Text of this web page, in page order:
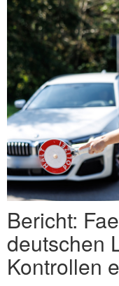
Bericht:
deutschen
Kontrollen